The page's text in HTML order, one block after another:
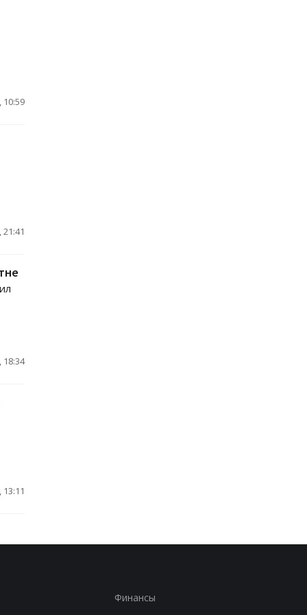
10:59
18:34
Финансы